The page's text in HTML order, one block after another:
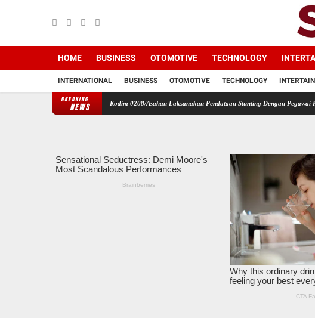
HOME BUSINESS OTOMOTIVE TECHNOLOGY
INTERNATIONAL BUSINESS OTOMOTIVE TECHNOLOGY
BREAKING
NEWS
Koramil 07/AJ Kodim 0208/Asahan Laksanakan Pendataan Stunting Dengan Pegawai Kesehatan Di